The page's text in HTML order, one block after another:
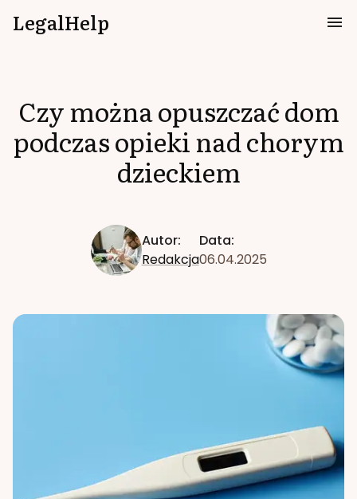
LegalHelp
Czy można opuszczać dom
podczas opieki nad chorym
dzieckiem
Autor:
Redakcja
Data:
06.04.2025